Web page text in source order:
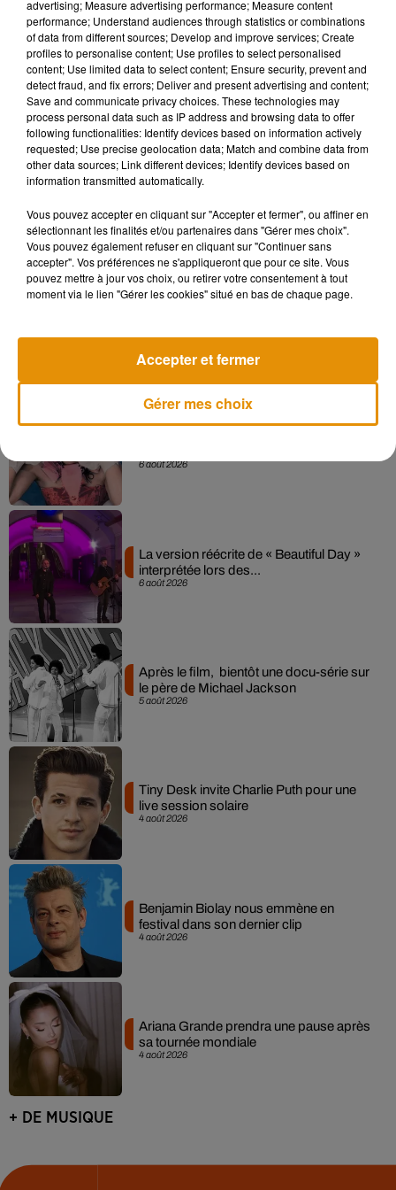
est compliquée...https://t.co/uvUHEJCZcW
#bébéPandaBeauval
— ZooParc de Beauval (@zoobeauval)
April 12, 2021
Si la grossesse est effectivement réelle, un ou deux bébés
panda devraientnaître d’ici 3 mois et demi à 6 mois,selon le
zoo. Le processus de gestation des pandas est toutefois
complexe, l’animal se mettant en diapause embryonnaire
pendant plusieurs semaines. Les
définitivement fixéessur l’éventuelle présence d’un ou deux
bébés quequelques semaines avant la mise bas, grâce à
une échographie. Mais là aussi, les bébés sont souvent si
petits qu’ils ne sont parfois pas visibles tout de suite !
6 août 2026
6 août 2026
La version réécrite de « Beautiful Day »
interprétée lors des...
5 août 2026
Après le film, bientôt une docu-série sur
le père de Michael Jackson
4 août 2026
Tiny Desk invite Charlie Puth pour une
live session solaire
4 août 2026
Benjamin Biolay nous emmène en
festival dans son dernier clip
4 août 2026
Ariana Grande prendra une pause après
sa tournée mondiale
+ DE MUSIQUE
advertising; Measure advertising performance; Measure content
performance; Understand audiences through statistics or combinations
of data from different sources; Develop and improve services; Create
profiles to personalise content; Use profiles to select personalised
content; Use limited data to select content; Ensure security, prevent and
detect fraud, and fix errors; Deliver and present advertising and content;
Save and communicate privacy choices. These technologies may
process personal data such as IP address and browsing data to offer
following functionalities: Identify devices based on information actively
requested; Use precise geolocation data; Match and combine data from
other data sources; Link different devices; Identify devices based on
information transmitted automatically.
Vous pouvez accepter en cliquant sur "Accepter et fermer", ou affiner en
sélectionnant les finalités et/ou partenaires dans "Gérer mes choix".
Vous pouvez également refuser en cliquant sur "Continuer sans
accepter". Vos préférences ne s'appliqueront que pour ce site. Vous
pouvez mettre à jour vos choix, ou retirer votre consentement à tout
moment via le lien "Gérer les cookies" situé en bas de chaque page.
Gérer mes choix
Accepter et fermer